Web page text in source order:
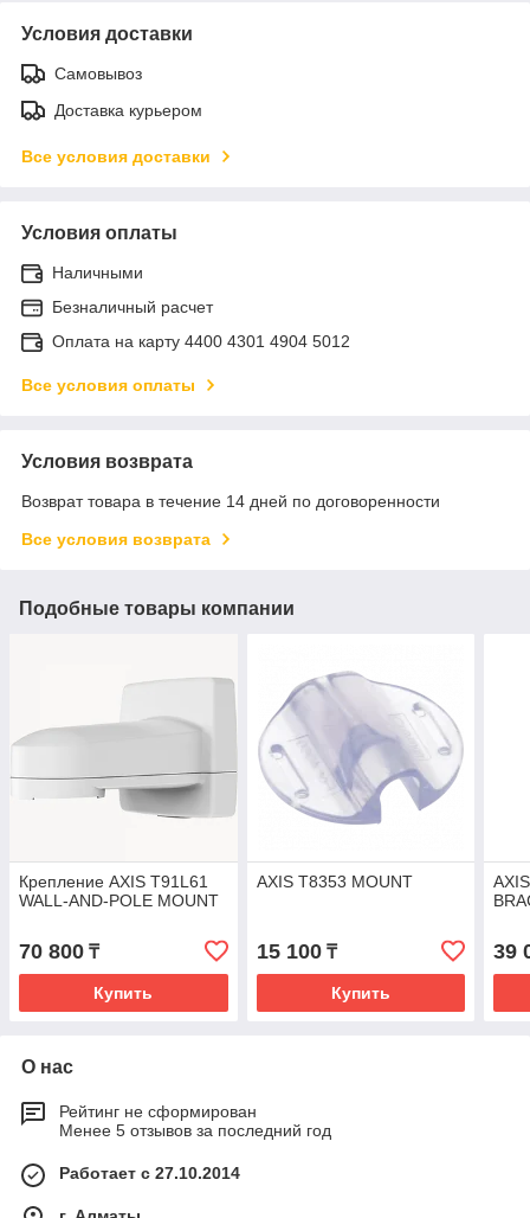
Условия доставки
Самовывоз
Доставка курьером
Все условия доставки
Условия оплаты
Наличными
Безналичный расчет
Оплата на карту 4400 4301 4904 5012
Все условия оплаты
Условия возврата
Возврат товара в течение 14 дней по договоренности
Все условия возврата
Подобные товары компании
Крепление AXIS T91L61
WALL-AND-POLE MOUNT
70 800 ₸
Купить
AXIS T8353 MOUNT
15 100₸
Купить
39
О нас
Рейтинг не сформирован
Менее 5 отзывов за последний год
Работает с 27.10.2014